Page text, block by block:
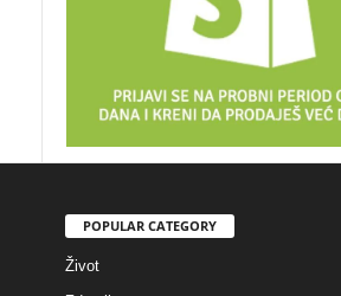
POPULAR CATEGORY
Život